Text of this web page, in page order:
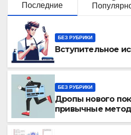
Последние
БЕЗ РУБРИКИ
Вступительное
БЕЗ РУБРИКИ
Дропы нового
привычные